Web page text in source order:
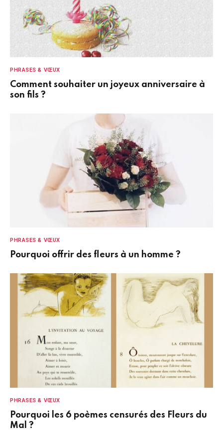
PHRASES & VŒUX
Comment souhaiter un joyeux anniversaire à
son fils ?
PHRASES & VŒUX
Pourquoi offrir des fleurs à un homme ?
PHRASES & VŒUX
Pourquoi les 6 poèmes censurés des Fleurs du
Mal ?